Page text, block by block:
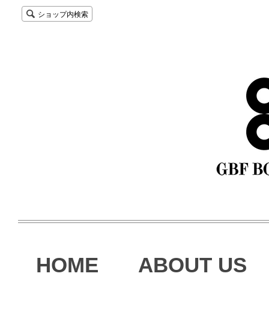
ショップ内検索
HOME ABOUT US